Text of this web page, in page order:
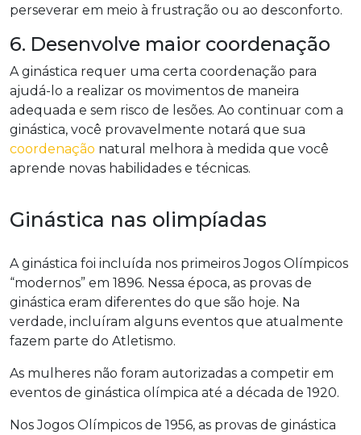
perseverar em meio à frustração ou ao desconforto.
6. Desenvolve maior coordenação
A ginástica requer uma certa coordenação para
ajudá-lo a realizar os movimentos de maneira
adequada e sem risco de lesões. Ao continuar com a
ginástica, você provavelmente notará que sua
coordenação natural melhora à medida que você
aprende novas habilidades e técnicas.
Ginástica nas olimpíadas
A ginástica foi incluída nos primeiros Jogos Olímpicos
“modernos” em 1896. Nessa época, as provas de
ginástica eram diferentes do que são hoje. Na
verdade, incluíram alguns eventos que atualmente
fazem parte do Atletismo.
As mulheres não foram autorizadas a competir em
eventos de ginástica olímpica até a década de 1920.
Nos Jogos Olímpicos de 1956, as provas de ginástica